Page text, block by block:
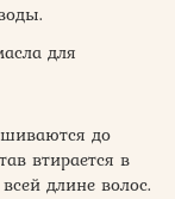
для
до
втирается в
длине волос.